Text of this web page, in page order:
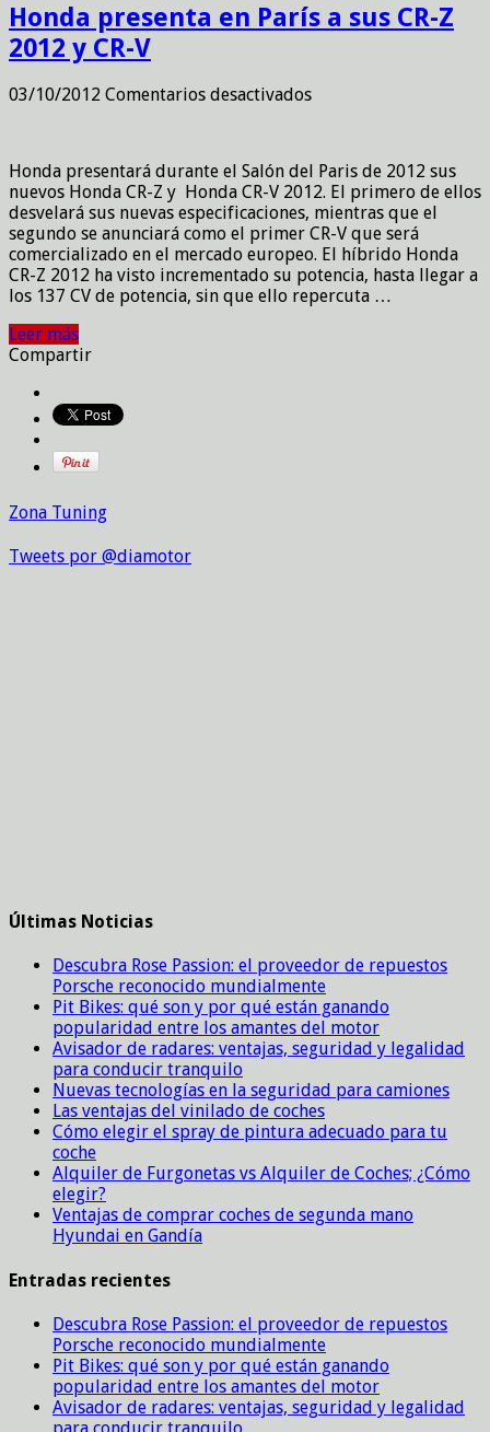
Honda presenta en París a sus CR-Z
2012 y CR-V
03/10/2012 Comentarios desactivadosen
París
a
sus
CR-
Z
2012
y
Honda presentará durante el Salón del Paris de 2012 sus
nuevos Honda CR-Z y Honda CR-V 2012. El primero de ellos
desvelará sus nuevas especificaciones, mientras que el
segundo se anunciará como el primer CR-V que será
comercializado en el mercado europeo. El híbrido Honda
CR-Z 2012 ha visto incrementado su potencia, hasta llegar a
los 137 CV de potencia, sin que ello repercuta …
Leer más
Compartir
Zona Tuning
Tweets por @diamotor
Últimas Noticias
Descubra Rose Passion: el proveedor de repuestos
Porsche reconocido mundialmente
Pit Bikes: qué son y por qué están ganando
popularidad entre los amantes del motor
Avisador de radares: ventajas, seguridad y legalidad
para conducir tranquilo
Nuevas tecnologías en la seguridad para camiones
Las ventajas del vinilado de coches
Cómo elegir el spray de pintura adecuado para tu
coche
Alquiler de Furgonetas vs Alquiler de Coches; ¿Cómo
elegir?
Ventajas de comprar coches de segunda mano
Hyundai en Gandía
Entradas recientes
Descubra Rose Passion: el proveedor de repuestos
Porsche reconocido mundialmente
Pit Bikes: qué son y por qué están ganando
popularidad entre los amantes del motor
Avisador de radares: ventajas, seguridad y legalidad